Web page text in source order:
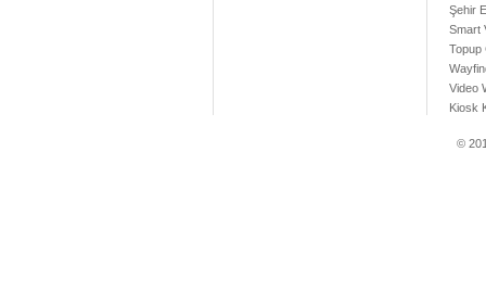
Şehir
Smart
Topup
Video
Kiosk
©